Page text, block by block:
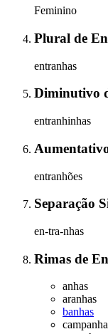
Feminino
Plural de
entranhas
Diminutivo
entranhinhas
entranhões
Separação
en-tra-nhas
Rimas de
anhas
aranhas
banhas